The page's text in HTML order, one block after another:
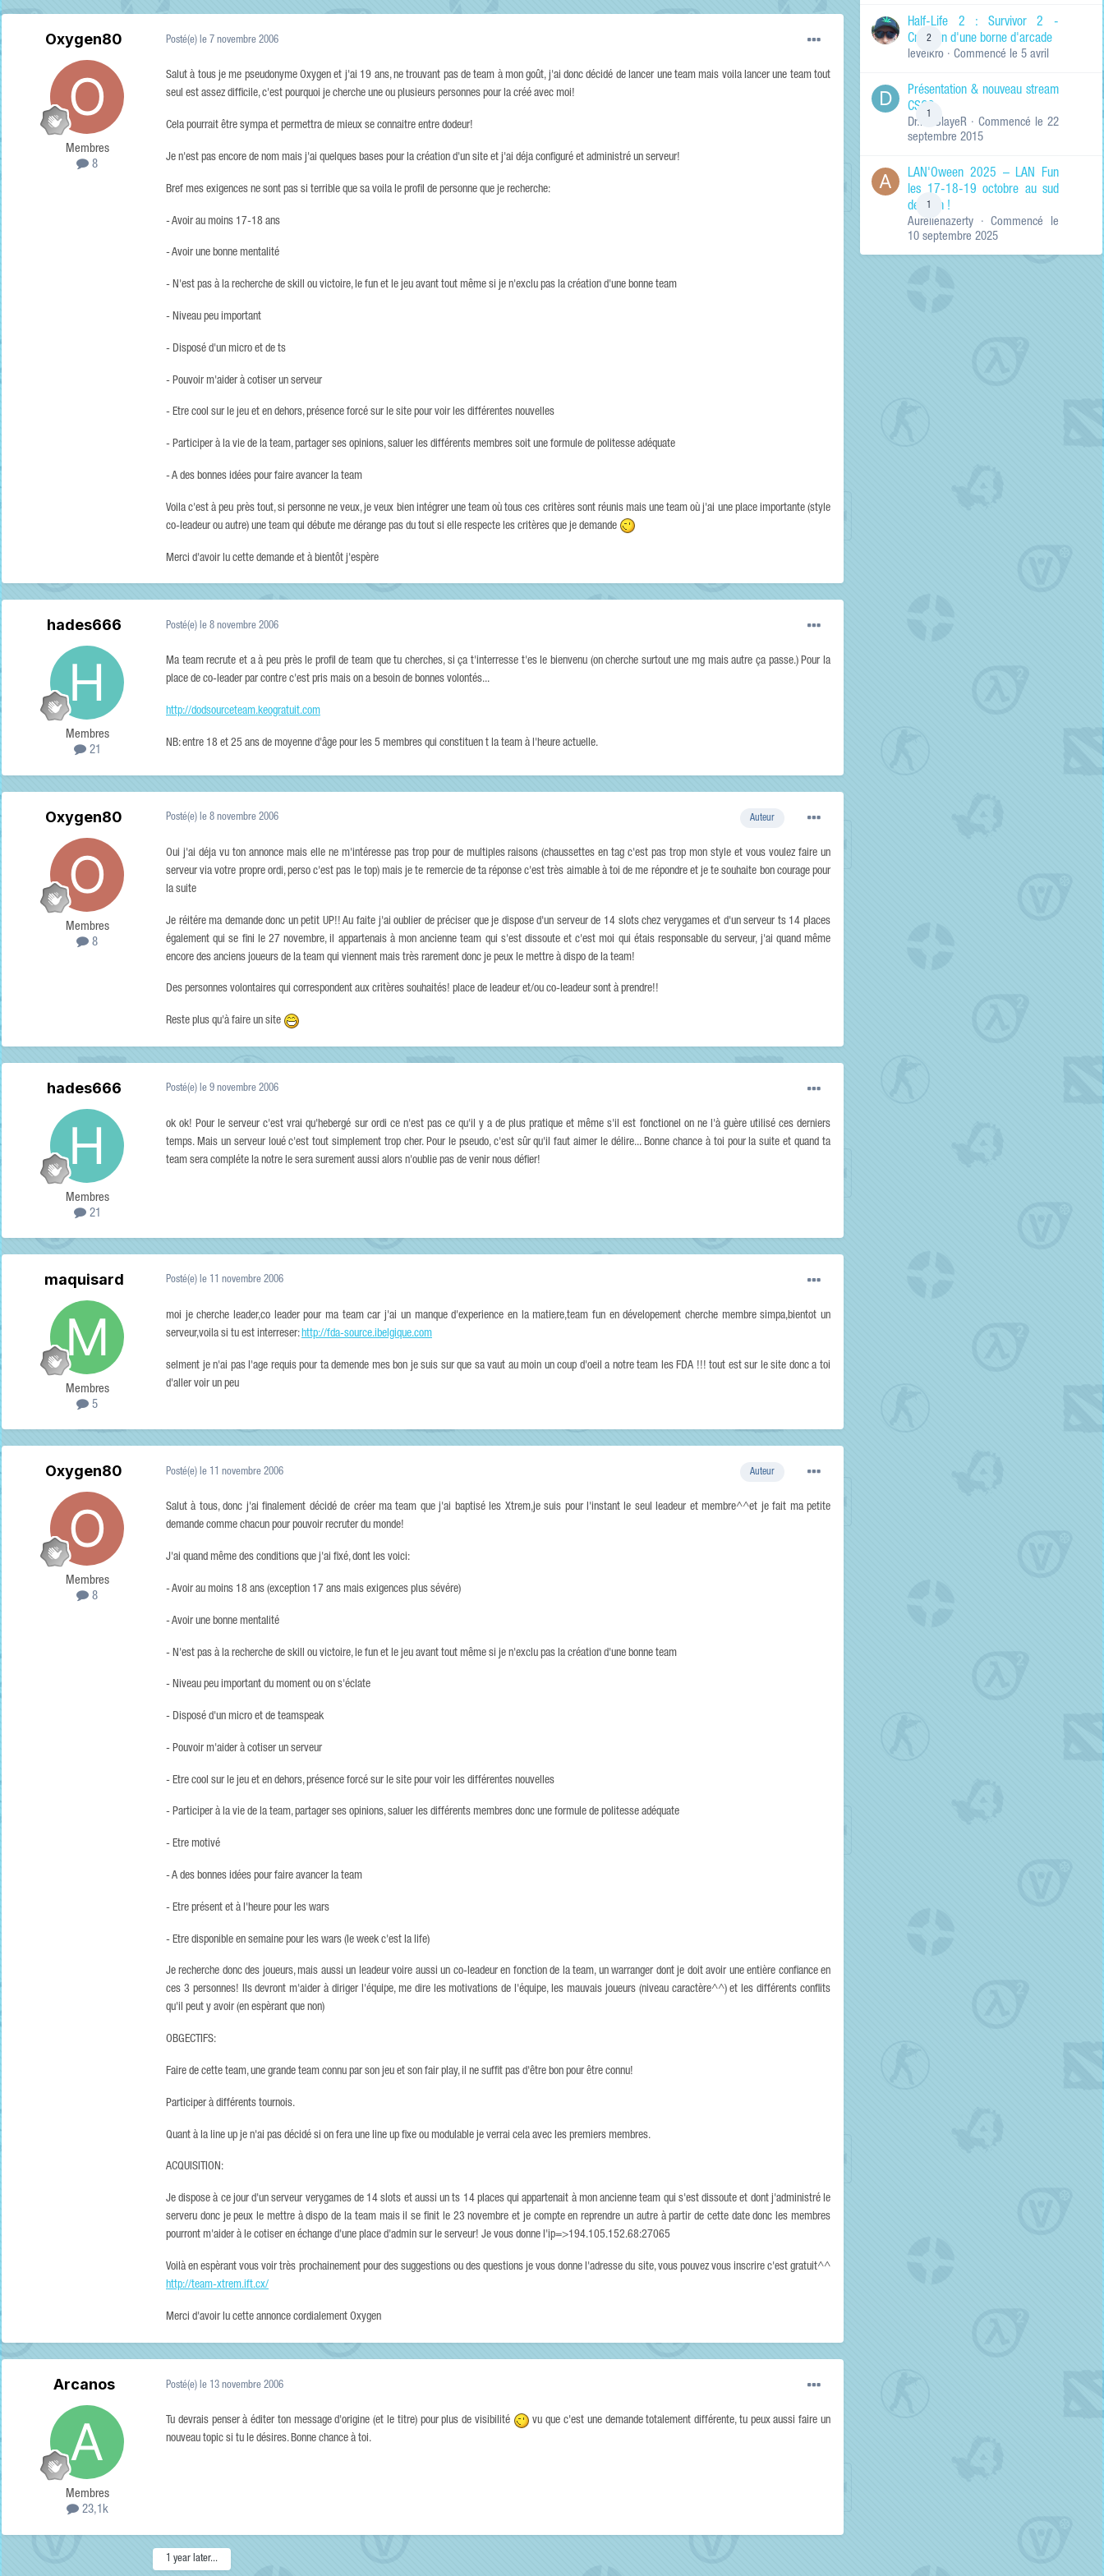
RECHERCHER LES
Titres et corps
Titres des
uniquement
Oxygen80
Membres
8
Posté(e) le 7 novembre 2006
Salut à tous je me pseudonyme Oxygen et j'ai 19 ans, ne trouvant pas de team à mon goût, j'ai donc décidé de lancer une team mais voila lancer une team tout
seul est assez difficile, c'est pourquoi je cherche une ou plusieurs personnes pour la créé avec moi!
Cela pourrait être sympa et permettra de mieux se connaitre entre dodeur!
Je n'est pas encore de nom mais j'ai quelques bases pour la création d'un site et j'ai déja configuré et administré un serveur!
Bref mes exigences ne sont pas si terrible que sa voila le profil de personne que je recherche:
- Avoir au moins 17-18 ans
- Avoir une bonne mentalité
- N'est pas à la recherche de skill ou victoire, le fun et le jeu avant tout même si je n'exclu pas la création d'une bonne team
- Niveau peu important
- Disposé d'un micro et de ts
- Pouvoir m'aider à cotiser un serveur
- Etre cool sur le jeu et en dehors, présence forcé sur le site pour voir les différentes nouvelles
- Participer à la vie de la team, partager ses opinions, saluer les différents membres soit une formule de politesse adéquate
- A des bonnes idées pour faire avancer la team
Voila c'est à peu près tout, si personne ne veux, je veux bien intégrer une team où tous ces critères sont réunis mais une team où j'ai une place importante (style
co-leadeur ou autre) une team qui débute me dérange pas du tout si elle respecte les critères que je demande
Merci d'avoir lu cette demande et à bientôt j'espère
hades666
Membres
21
Posté(e) le 8 novembre 2006
Ma team recrute et a à peu près le profil de team que tu cherches, si ça t'interresse t'es le bienvenu (on cherche surtout une mg mais autre ça passe.) Pour la
place de co-leader par contre c'est pris mais on a besoin de bonnes volontés...
http://dodsourceteam.keogratuit.com
NB: entre 18 et 25 ans de moyenne d'âge pour les 5 membres qui constituen t la team à l'heure actuelle.
Oxygen80
Membres
8
Auteur
Posté(e) le 8 novembre 2006
Oui j'ai déja vu ton annonce mais elle ne m'intéresse pas trop pour de multiples raisons (chaussettes en tag c'est pas trop mon style et vous voulez faire un
serveur via votre propre ordi, perso c'est pas le top) mais je te remercie de ta réponse c'est très aimable à toi de me répondre et je te souhaite bon courage pour
la suite
Je réitére ma demande donc un petit UP!! Au faite j'ai oublier de préciser que je dispose d'un serveur de 14 slots chez verygames et d'un serveur ts 14 places
également qui se fini le 27 novembre, il appartenais à mon ancienne team qui s'est dissoute et c'est moi qui étais responsable du serveur, j'ai quand même
encore des anciens joueurs de la team qui viennent mais très rarement donc je peux le mettre à dispo de la team!
Des personnes volontaires qui correspondent aux critères souhaités! place de leadeur et/ou co-leadeur sont à prendre!!
Reste plus qu'à faire un site
hades666
Membres
21
Posté(e) le 9 novembre 2006
ok ok! Pour le serveur c'est vrai qu'hebergé sur ordi ce n'est pas ce qu'il y a de plus pratique et même s'il est fonctionel on ne l'à guère utilisé ces derniers
temps. Mais un serveur loué c'est tout simplement trop cher. Pour le pseudo, c'est sûr qu'il faut aimer le délire... Bonne chance à toi pour la suite et quand ta
team sera compléte la notre le sera surement aussi alors n'oublie pas de venir nous défier!
maquisard
Membres
5
Posté(e) le 11 novembre 2006
moi je cherche leader,co leader pour ma team car j'ai un manque d'experience en la matiere,team fun en dévelopement cherche membre simpa,bientot un
serveur,voila si tu est interreser:http://fda-source.ibelgique.com
selment je n'ai pas l'age requis pour ta demende mes bon je suis sur que sa vaut au moin un coup d'oeil a notre team les FDA !!! tout est sur le site donc a toi
d'aller voir un peu
Oxygen80
Membres
8
Auteur
Posté(e) le 11 novembre 2006
Salut à tous, donc j'ai finalement décidé de créer ma team que j'ai baptisé les Xtrem,je suis pour l'instant le seul leadeur et membre^^et je fait ma petite
demande comme chacun pour pouvoir recruter du monde!
J'ai quand même des conditions que j'ai fixé, dont les voici:
- Avoir au moins 18 ans (exception 17 ans mais exigences plus sévére)
- Avoir une bonne mentalité
- N'est pas à la recherche de skill ou victoire, le fun et le jeu avant tout même si je n'exclu pas la création d'une bonne team
- Niveau peu important du moment ou on s'éclate
- Disposé d'un micro et de teamspeak
- Pouvoir m'aider à cotiser un serveur
- Etre cool sur le jeu et en dehors, présence forcé sur le site pour voir les différentes nouvelles
- Participer à la vie de la team, partager ses opinions, saluer les différents membres donc une formule de politesse adéquate
- Etre motivé
- A des bonnes idées pour faire avancer la team
- Etre présent et à l'heure pour les wars
- Etre disponible en semaine pour les wars (le week c'est la life)
Je recherche donc des joueurs, mais aussi un leadeur voire aussi un co-leadeur en fonction de la team, un warranger dont je doit avoir une entière confiance en
ces 3 personnes! Ils devront m'aider à diriger l'équipe, me dire les motivations de l'équipe, les mauvais joueurs (niveau caractère^^) et les différents conflits
qu'il peut y avoir (en espèrant que non)
OBGECTIFS:
Faire de cette team, une grande team connu par son jeu et son fair play, il ne suffit pas d'être bon pour être connu!
Participer à différents tournois.
Quant à la line up je n'ai pas décidé si on fera une line up fixe ou modulable je verrai cela avec les premiers membres.
ACQUISITION:
Je dispose à ce jour d'un serveur verygames de 14 slots et aussi un ts 14 places qui appartenait à mon ancienne team qui s'est dissoute et dont j'administré le
serveru donc je peux le mettre à dispo de la team mais il se finit le 23 novembre et je compte en reprendre un autre à partir de cette date donc les membres
pourront m'aider à le cotiser en échange d'une place d'admin sur le serveur! Je vous donne l'ip=>194.105.152.68:27065
Voilà en espèrant vous voir très prochainement pour des suggestions ou des questions je vous donne l'adresse du site, vous pouvez vous inscrire c'est gratuit^^
http://team-xtrem.ift.cx/
Merci d'avoir lu cette annonce cordialement Oxygen
Arcanos
Membres
23,1k
Posté(e) le 13 novembre 2006
Tu devrais penser à éditer ton message d'origine (et le titre) pour plus de visibilité
vu que c'est une demande totalement différente, tu peux aussi faire un
nouveau topic si tu le désires. Bonne chance à toi.
1 year later...
2
Half-Life 2 : Survivor 2 -
Création d'une borne d'arcade
levelkro · Commencé le 5 avril
1
Présentation & nouveau stream
CSGO
Dr.KinSlayeR · Commencé le 22
septembre 2015
1
LAN'Oween 2025 – LAN Fun
les 17-18-19 octobre au sud
de Lyon !
Aurelienazerty · Commencé le
10 septembre 2025